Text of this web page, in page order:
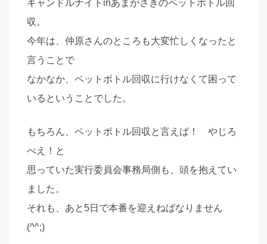
キャンドルナイトinあまがさきのペットボトル回
収。
今年は、仲原さんのところも大変忙しくなったと
言うことで
なかなか、ペットボトル回収に行けなくて困って
いるということでした。
もちろん、ペットボトル回収と言えば！ やじろ
べえ！と
思っていた実行委員会事務局側も、頭を抱えてい
ました。
それも、あと5日で本番を迎えねばなりません
(^^;)